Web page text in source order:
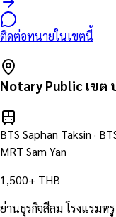
ติดต่อทนายในเขตนี้
Notary Public เขต
BTS Saphan Taksin ·
MRT Sam Yan
1,500+ THB
ย่านธุรกิจสีลม โรงแรมห